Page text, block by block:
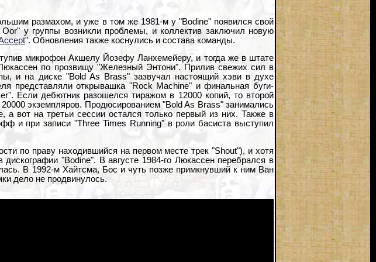
размахом, и уже в том же 1981-м у "Bodine" появился свой
у группы возникли проблемы, и коллектив заключил новую
". Обновления также коснулись и состава команды.
микрофон Акшелу Йозефу Ланхемейеру, и тогда же в штате
по прозвищу "Железный Энтони". Прилив свежих сил в
и на диске "Bold As Brass" зазвучал настоящий хэви в духе
представляли открывашка "Rock Machine" и финальная буги-
Если дебютник разошелся тиражом в 12000 копий, то второй
экземпляров. Продюсированием "Bold As Brass" занимались
вот на третьи сессии остался только первый из них. Также в
и при записи "Three Times Running" в роли басиста выступил
по праву находившийся на первом месте трек "Shout"), и хотя
"Bodine". В августе 1984-го Люкассен перебрался в
В 1992-м Хайтсма, Бос и чуть позже примкнувший к ним Ван
дело не продвинулось.